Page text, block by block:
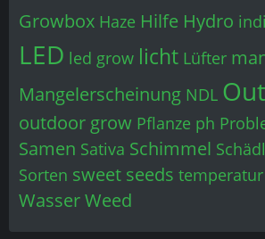
Growbox Haze Hilfe Hydro
LED led grow licht Lüfter
Mangelerscheinung NDL
outdoor grow Pflanze ph
Samen Sativa Schimmel
Sorten sweet seeds temperatur
WasserWeed